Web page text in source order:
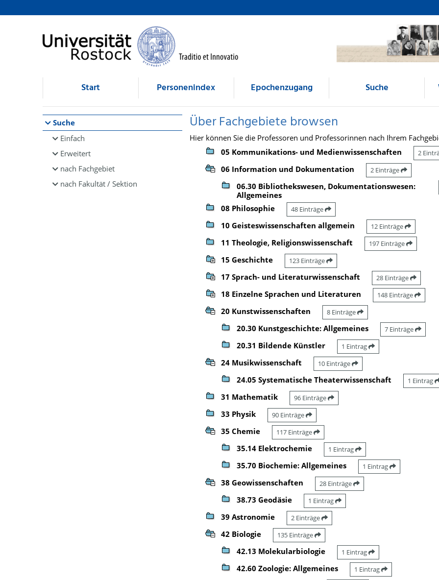
Browsen
direkt zum Inhalt
Start Personenindex Epochenzugang Suche
Suche
Einfach
Erweitert
nach Fachgebiet
nach Fakultät / Sektion
Über Fachgebiete browsen
Hier können Sie die Professoren und Professorinnen nach Ihrem
05 Kommunikations- und Medienwissenschaften
2
06 Information und Dokumentation 2 Einträge
06.30 Bibliothekswesen, Dokumentationswesen:
Allgemeines
08 Philosophie 48 Einträge
10 Geisteswissenschaften allgemein 12 Einträge
11 Theologie, Religionswissenschaft 197 Einträge
15 Geschichte 123 Einträge
17 Sprach- und Literaturwissenschaft 28 Einträge
18 Einzelne Sprachen und Literaturen 148 Einträge
20 Kunstwissenschaften 8 Einträge
20.30 Kunstgeschichte: Allgemeines 7 Einträge
20.31 Bildende Künstler 1 Eintrag
24 Musikwissenschaft 10 Einträge
24.05 Systematische Theaterwissenschaft 1 Eintrag
31 Mathematik 96 Einträge
33 Physik 90 Einträge
35 Chemie 117 Einträge
35.14 Elektrochemie 1 Eintrag
35.70 Biochemie: Allgemeines 1 Eintrag
38 Geowissenschaften 28 Einträge
38.73 Geodäsie 1 Eintrag
39 Astronomie 2 Einträge
42 Biologie 135 Einträge
42.13 Molekularbiologie 1 Eintrag
42.60 Zoologie: Allgemeines 1 Eintrag